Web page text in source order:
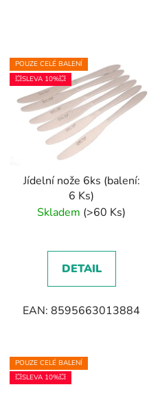
POUZE CELÉ BALENÍ
💥SLEVA 10%💥
Jídelní nože 6ks (balení:
6 Ks)
Skladem (>60 Ks)
DETAIL
EAN: 8595663013884
POUZE CELÉ BALENÍ
💥SLEVA 10%💥